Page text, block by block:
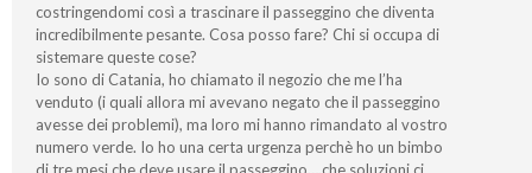
costringendomi così a trascinare il passeggino che diventa
incredibilmente pesante. Cosa posso fare? Chi si occupa di
sistemare queste cose?
Io sono di Catania, ho chiamato il negozio che me l’ha
venduto (i quali allora mi avevano negato che il passeggino
avesse dei problemi), ma loro mi hanno rimandato al vostro
numero verde. Io ho una certa urgenza perchè ho un bimbo
di tre mesi che deve usare il passeggino….che soluzioni ci